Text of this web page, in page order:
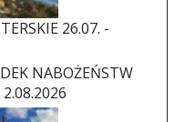
26.07. -
NABOŻEŃSTW